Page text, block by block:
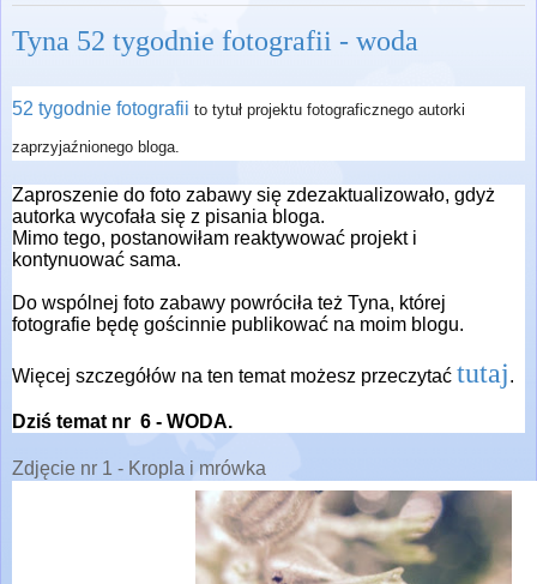
Tyna 52 tygodnie fotografii - woda
52 tygodnie fotografii to tytuł projektu fotograficznego autorki
zaprzyjaźnionego bloga.
Zaproszenie do foto zabawy się zdezaktualizowało, gdyż
autorka wycofała się z pisania bloga.
Mimo tego, postanowiłam reaktywować projekt i
kontynuować sama.
Do wspólnej foto zabawy powróciła też Tyna, której
fotografie będę gościnnie publikować na moim blogu.
Więcej szczegółów na ten temat możesz przeczytać tutaj.
Dziś temat nr 6 - WODA.
Zdjęcie nr 1 - Kropla i mrówka